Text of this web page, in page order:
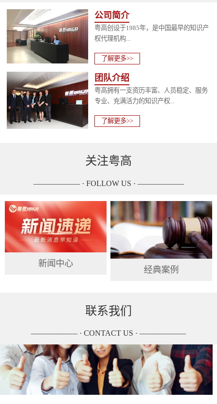
公司简介
粤高创设于1985年，是中国最早的知识产
权代理机构...
了解更多>>
团队介绍
粤高拥有一支资历丰富、人员稳定、服务
专业、充满活力的知识产权...
了解更多>>
关注粤高
—————— · FOLLOW US · ——————
新闻中心
经典案例
联系我们
—————— · CONTACT US · ——————